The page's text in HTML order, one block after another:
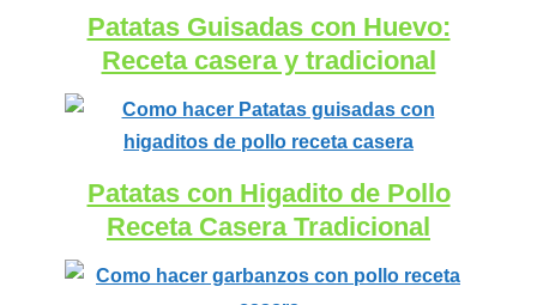
Patatas Guisadas con Huevo:
Receta casera y tradicional
Patatas con Higadito de Pollo
Receta Casera Tradicional